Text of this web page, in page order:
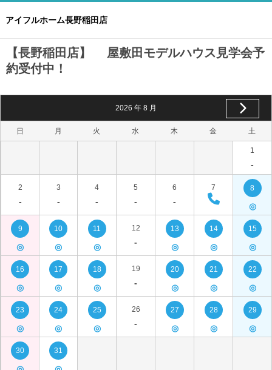
アイフルホーム長野稲田店
【長野稲田店】 屋敷田モデルハウス見学会予
約受付中！
2026 年 8 月
日 月 火 水 木 金 土
1
-
2
-
3
-
4
-
5
-
6
-
7 8
◎
9
◎
10
◎
11
◎
12
-
13
◎
14
◎
15
◎
16
◎
17
◎
18
◎
19
-
20
◎
21
◎
22
◎
23
◎
24
◎
25
◎
26
-
27
◎
28
◎
29
◎
30 31